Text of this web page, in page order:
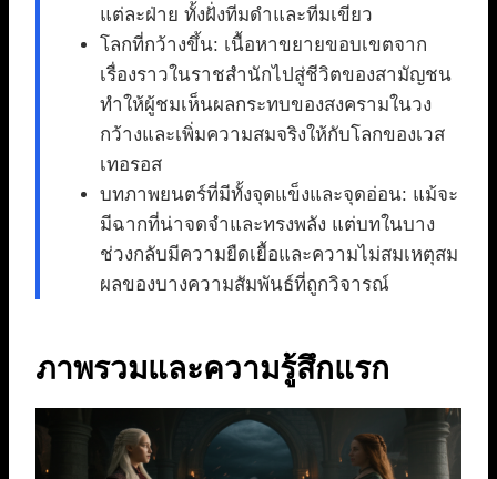
แต่ละฝ่าย ทั้งฝั่งทีมดำและทีมเขียว
โลกที่กว้างขึ้น: เนื้อหาขยายขอบเขตจาก
เรื่องราวในราชสำนักไปสู่ชีวิตของสามัญชน
ทำให้ผู้ชมเห็นผลกระทบของสงครามในวง
กว้างและเพิ่มความสมจริงให้กับโลกของเวส
เทอรอส
บทภาพยนตร์ที่มีทั้งจุดแข็งและจุดอ่อน: แม้จะ
มีฉากที่น่าจดจำและทรงพลัง แต่บทในบาง
ช่วงกลับมีความยืดเยื้อและความไม่สมเหตุสม
ผลของบางความสัมพันธ์ที่ถูกวิจารณ์
ภาพรวมและความรู้สึกแรก